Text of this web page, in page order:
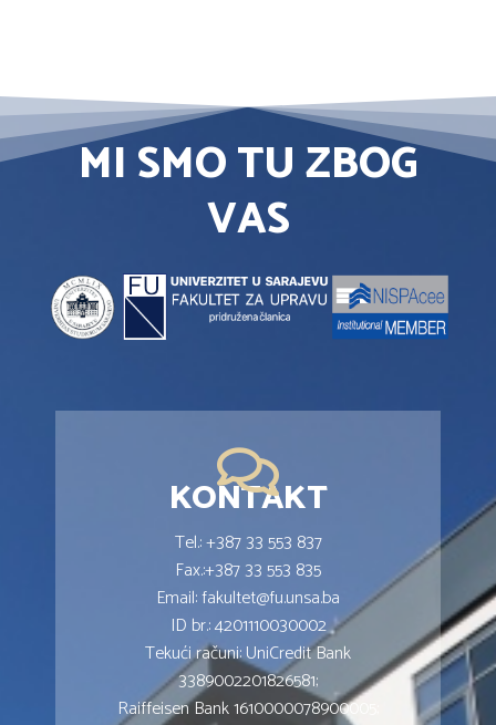
MI SMO TU ZBOG
VAS
KONTAKT
Tel.: +387 33 553 837
Fax.:+387 33 553 835
Email: fakultet@fu.unsa.ba
ID br.: 4201110030002
Tekući računi: UniCredit Bank
3389002201826581;
Raiffeisen Bank 1610000078900005;